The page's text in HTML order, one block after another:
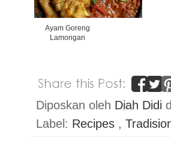
Ayam Goreng
Lamongan
Diposkan oleh Diah Didi
Label: Recipes ,